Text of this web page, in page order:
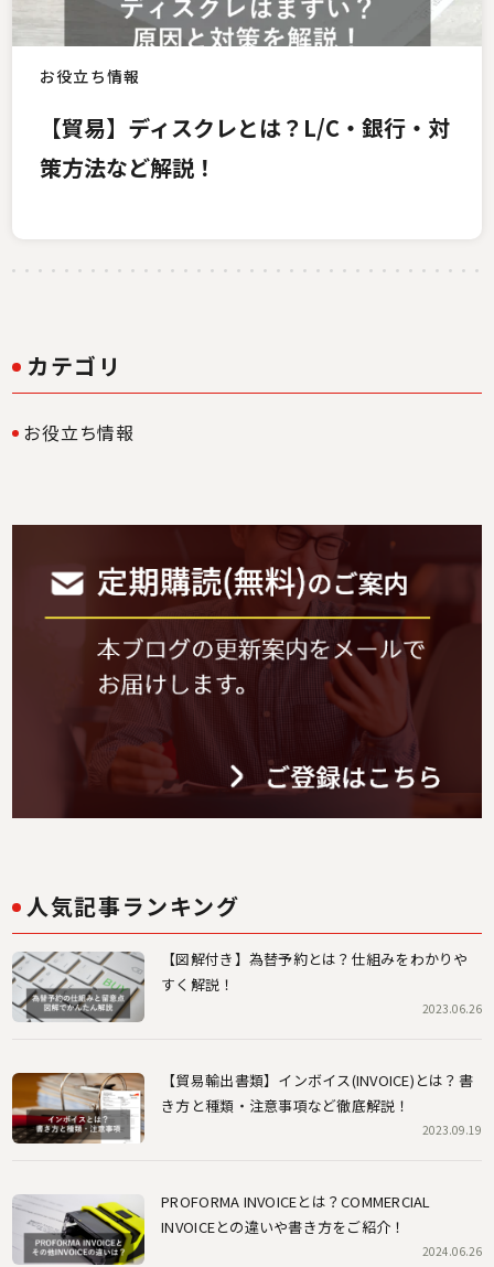
お役立ち情報
【貿易】ディスクレとは？L/C・銀行・対
策方法など解説！
カテゴリ
お役立ち情報
人気記事ランキング
【図解付き】為替予約とは？仕組みをわかりや
すく解説！
2023.06.26
【貿易輸出書類】インボイス(INVOICE)とは？書
き方と種類・注意事項など徹底解説！
2023.09.19
PROFORMA INVOICEとは？COMMERCIAL
INVOICEとの違いや書き方をご紹介！
2024.06.26